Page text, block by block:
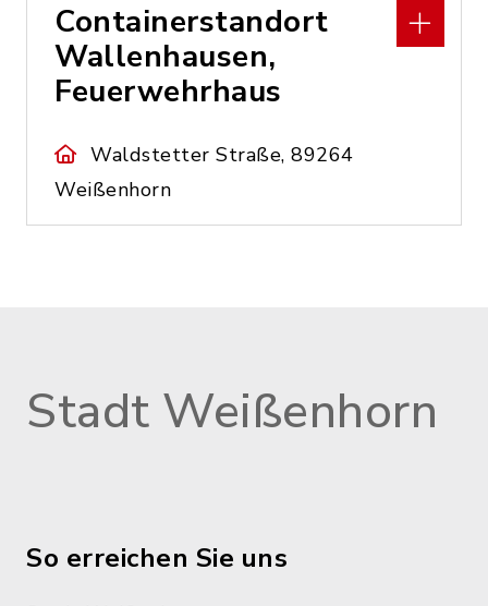
Containerstandort
Wallenhausen,
Feuerwehrhaus
Waldstetter Straße, 89264
Weißenhorn
Stadt Weißenhorn
So erreichen Sie uns